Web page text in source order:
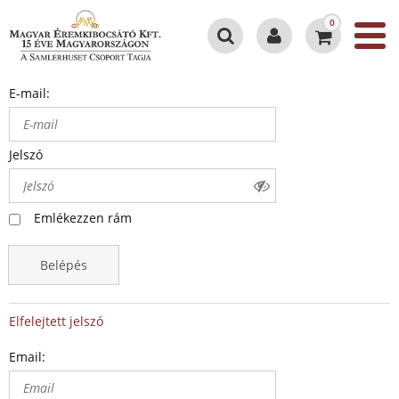
0
E-mail:
Jelszó
Emlékezzen rám
Belépés
Elfelejtett jelszó
Email: